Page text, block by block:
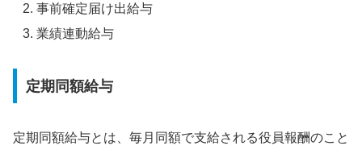
事前確定届け出給与
業績連動給与
定期同額給与
定期同額給与とは、毎月同額で支給される役員報酬のこと